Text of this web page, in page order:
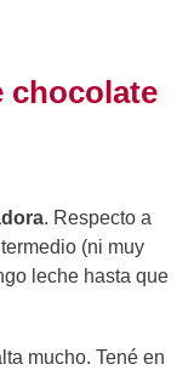
chocolate
. Respecto a
(ni muy
leche hasta que
mucho. Tené en